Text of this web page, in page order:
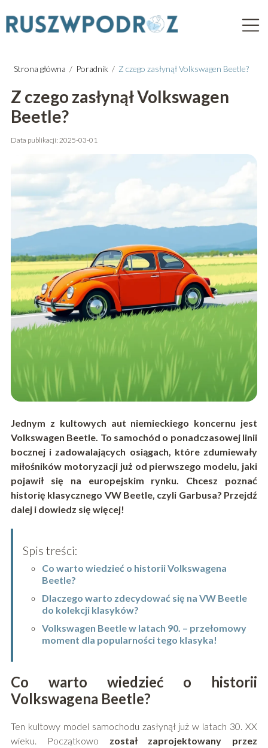
Strona główna / Poradnik / Z czego zasłynął Volkswagen Beetle?
Z czego zasłynął Volkswagen
Beetle?
Data publikacji: 2025-03-01
Jednym z kultowych aut niemieckiego koncernu jest
Volkswagen Beetle. To samochód o ponadczasowej linii
bocznej i zadowalających osiągach, które zdumiewały
miłośników motoryzacji już od pierwszego modelu, jaki
pojawił się na europejskim rynku. Chcesz poznać
historię klasycznego VW Beetle, czyli Garbusa? Przejdź
dalej i dowiedz się więcej!
Spis treści:
Co warto wiedzieć o historii Volkswagena
Beetle?
Dlaczego warto zdecydować się na VW Beetle
do kolekcji klasyków?
Volkswagen Beetle w latach 90. – przełomowy
moment dla popularności tego klasyka!
Co warto wiedzieć o historii
Volkswagena Beetle?
Ten kultowy model samochodu zasłynął już w latach 30. XX
wieku. Początkowo został zaprojektowany przez